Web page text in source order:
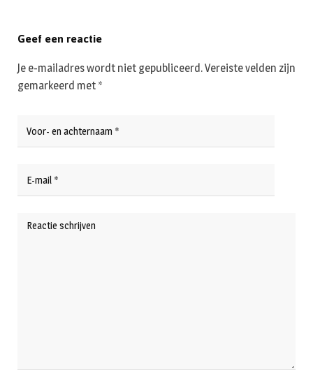
Geef een reactie
Je e-mailadres wordt niet gepubliceerd.Vereiste velden zijn
gemarkeerd met *